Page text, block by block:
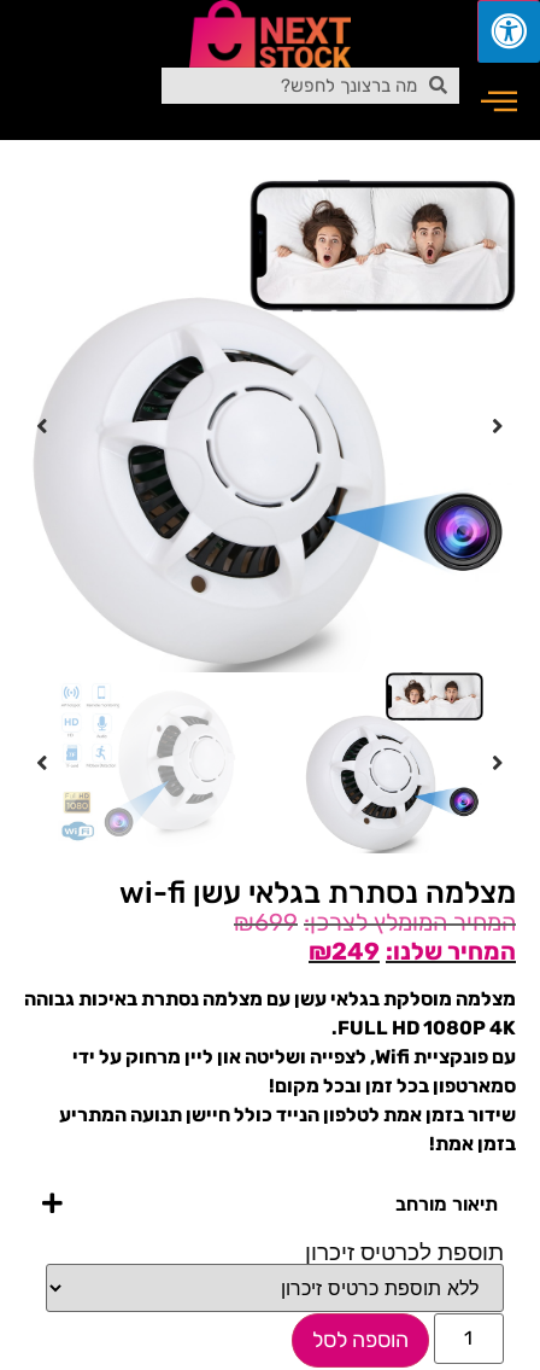
מצלמה נסתרת בגלאי עשן wi-fi
₪699
₪249
מצלמה מוסלקת בגלאי עשן עם מצלמה נסתרת באיכות גבוהה
FULL HD 1080P 4K.
עם פונקציית Wifi, לצפייה ושליטה און ליין מרחוק על ידי
סמארטפון בכל זמן ובכל מקום!
שידור בזמן אמת לטלפון הנייד כולל חיישן תנועה המתריע
בזמן אמת!
תיאור מורחב
תוספת לכרטיס זיכרון
הוספה לסל